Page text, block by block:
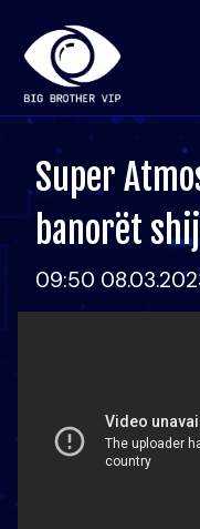
Super
banorët
09:50